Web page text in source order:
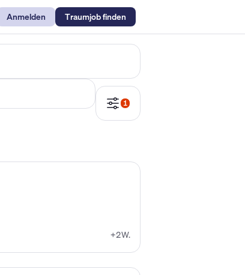
Anmelden Traumjob finden
1
+2W.